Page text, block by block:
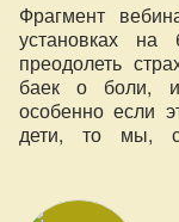
Фрагмент
установках
преодолеть
баек о боли,
особенно если
дети, то мы,
стало возможным?